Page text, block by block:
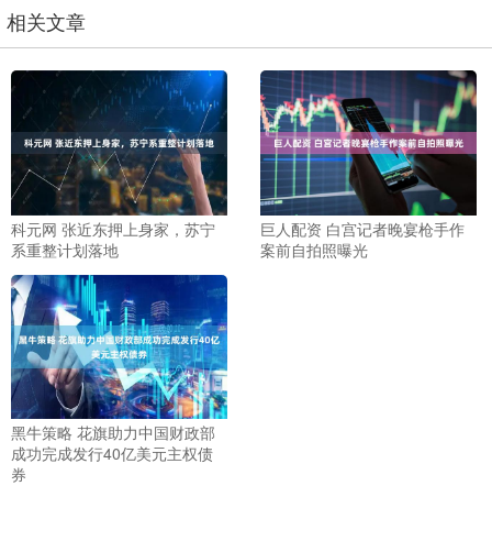
相关文章
科元网 张近东押上身家，苏宁
系重整计划落地
巨人配资 白宫记者晚宴枪手作
案前自拍照曝光
黑牛策略 花旗助力中国财政部
成功完成发行40亿美元主权债
券